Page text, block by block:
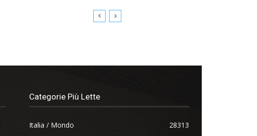
Categorie Più Lette
Italia / Mondo
28313